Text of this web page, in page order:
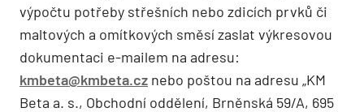
výpočtu potřeby střešních nebo zdicích prvků či
maltových a omítkových směsí zaslat výkresovou
dokumentaci e-mailem na adresu:
kmbeta@kmbeta.cz nebo poštou na adresu „KM
Beta a. s., Obchodní oddělení, Brněnská 59/A, 695